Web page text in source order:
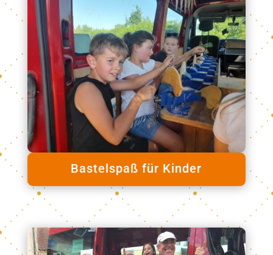
Bastelspaß für Kinder